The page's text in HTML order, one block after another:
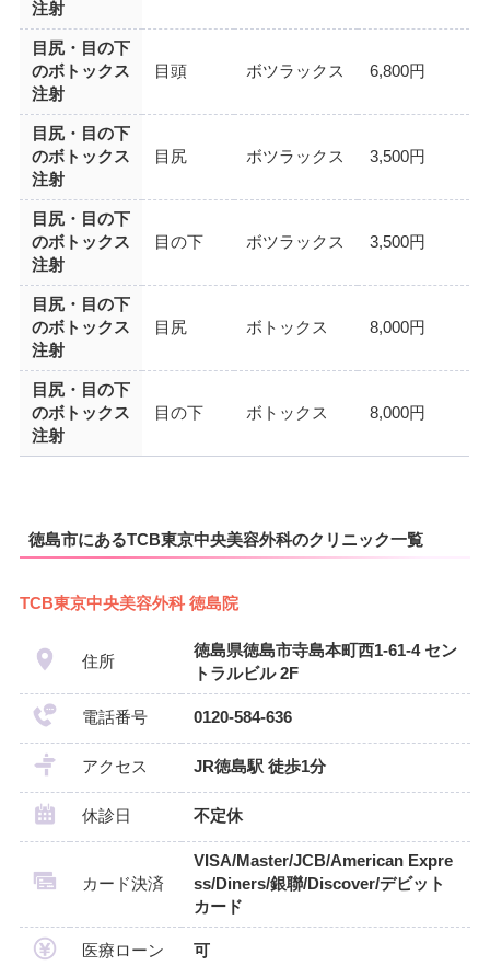
注射
目尻・目の下
のボトックス
注射
目頭 ボツラックス 6,800円
目尻・目の下
のボトックス
注射
目尻 ボツラックス 3,500円
目尻・目の下
のボトックス
注射
目の下 ボツラックス 3,500円
目尻・目の下
のボトックス
注射
目尻 ボトックス 8,000円
目尻・目の下
のボトックス
注射
目の下 ボトックス 8,000円
徳島市にあるTCB東京中央美容外科のクリニック一覧
TCB東京中央美容外科 徳島院
住所
徳島県徳島市寺島本町西1-61-4 セン
トラルビル 2F
電話番号 0120-584-636
アクセス JR徳島駅 徒歩1分
休診日 不定休
カード決済
VISA/Master/JCB/American Expre
ss/Diners/銀聯/Discover/デビット
カード
医療ローン 可